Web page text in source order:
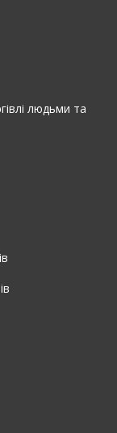
людьми та